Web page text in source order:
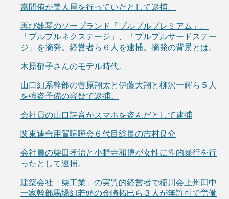
當間侑が美人局を行っていたとして逮捕。
再び雄琴のソープランド「プルプルプレミアム」、
「プルプルネクステージ」、「プルプルサードステー
ジ」を摘発。経営者ら６人を逮捕。摘発の背景とは。
木原郁子さんのモデル時代。
山口組系幹部の菅原翔太と伊藤大翔と柳沢一輝ら５人
を強盗予備の容疑で逮捕。
会社員の山口詩音がスマホを盗んだとして逮捕
関東連合用賀喧嘩会６代目総長の吉村良介
会社員の柴田孝治と小野寺和博が女性に性的暴行を行
ったとして逮捕。
建築会社「柴工業」の実質的経営者で稲川会上州田中
一家幹部馬場組若頭の金崎拓巳ら３人が無許可で労働